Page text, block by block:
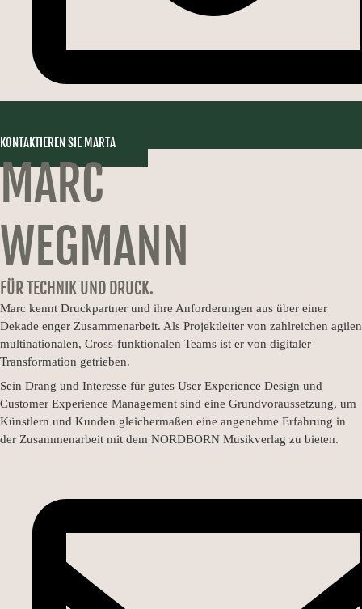
KONTAKTIEREN SIE MARTA
MARC
WEGMANN
FÜR TECHNIK UND DRUCK.
Marc kennt Druckpartner und ihre Anforderungen aus über einer
Dekade enger Zusammenarbeit. Als Projektleiter von zahlreichen agilen
multinationalen, Cross-funktionalen Teams ist er von digitaler
Transformation getrieben.
Sein Drang und Interesse für gutes User Experience Design und
Customer Experience Management sind eine Grundvoraussetzung, um
Künstlern und Kunden gleichermaßen eine angenehme Erfahrung in
der Zusammenarbeit mit dem NORDBORN Musikverlag zu bieten.